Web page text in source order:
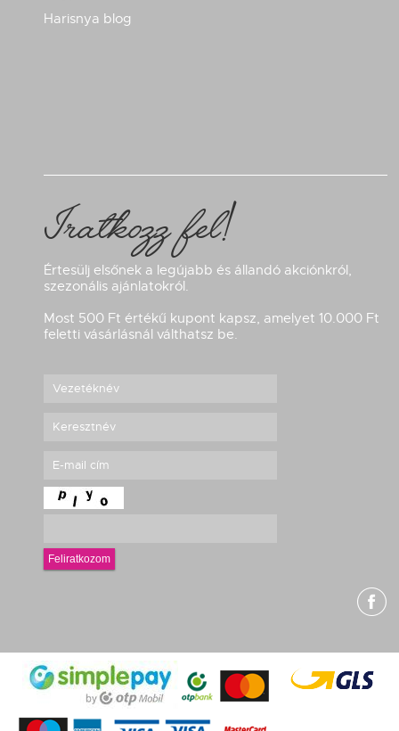
Harisnya blog
Iratkozz fel!
Értesülj elsőnek a legújabb és állandó akciónkról,
szezonális ajánlatokról.
Most 500 Ft értékű kupont kapsz, amelyet 10.000 Ft
feletti vásárlásnál válthatsz be.
Feliratkozom
g